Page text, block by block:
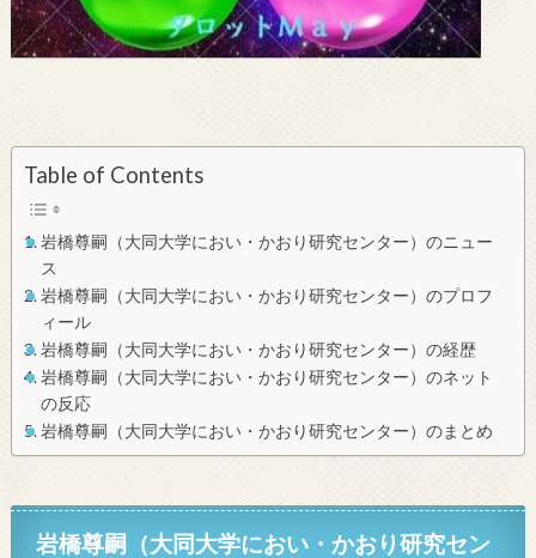
Table of Contents
岩橋尊嗣（大同大学におい・かおり研究センター）のニュー
ス
岩橋尊嗣（大同大学におい・かおり研究センター）のプロフ
ィール
岩橋尊嗣（大同大学におい・かおり研究センター）の経歴
岩橋尊嗣（大同大学におい・かおり研究センター）のネット
の反応
岩橋尊嗣（大同大学におい・かおり研究センター）のまとめ
岩橋尊嗣（大同大学におい・かおり研究セン